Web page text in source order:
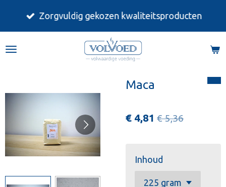
de
Zorgvuldig gekozen kwaliteitsproducten
Maca
€ 4,81 € 5,36
Inhoud